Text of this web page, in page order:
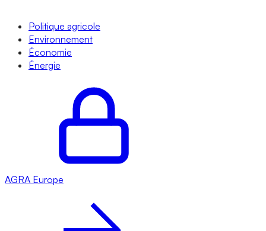
Politique agricole
Environnement
Économie
Énergie
AGRA Europe